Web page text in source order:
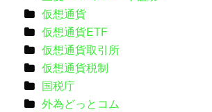
仮想通貨
仮想通貨ETF
仮想通貨取引所
仮想通貨税制
国税庁
外為どっとコム